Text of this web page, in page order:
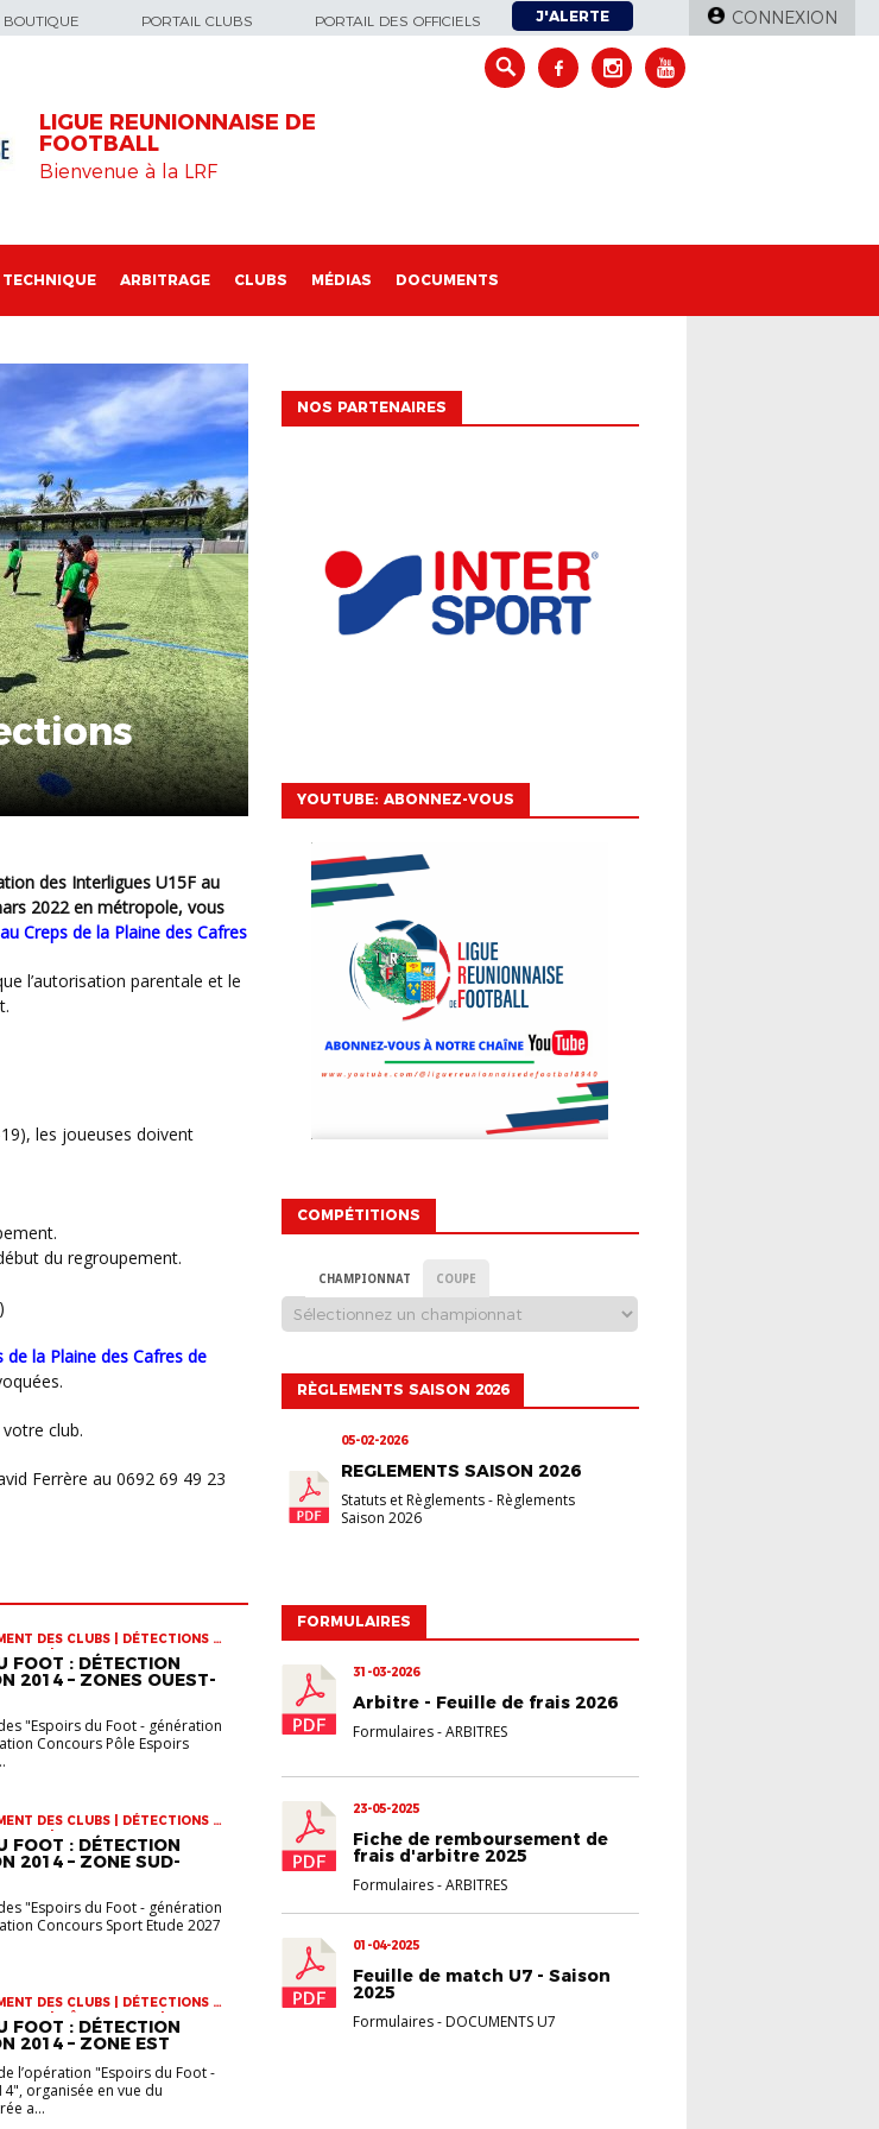
BOUTIQUE PORTAIL CLUBS PORTAIL DES OFFICIELS J'ALERTE CONNEXION
LIGUE REUNIONNAISE DE
FOOTBALL
Bienvenue à la LRF
TECHNIQUE ARBITRAGE CLUBS MÉDIAS DOCUMENTS
2022 en métropole, vous
au Creps de la Plaine des Cafres
du regroupement.
de la Plaine des Cafres de
club.
Ferrère au 0692 69 49 23
DES CLUBS | DÉTECTIONS |
| VIE DES CLUBS
FOOT : DÉTECTION
2014 – ZONES OUEST-
"Espoirs du Foot - génération
Concours Pôle Espoirs
DES CLUBS | DÉTECTIONS |
| VIE DES CLUBS
FOOT : DÉTECTION
2014 – ZONE SUD-
"Espoirs du Foot - génération
Concours Sport Etude 2027
DES CLUBS | DÉTECTIONS |
| PÔLE ESPOIRS | VIE DES
FOOT : DÉTECTION
2014 – ZONE EST
l’opération "Espoirs du Foot -
organisée en vue du
a...
NOS PARTENAIRES
YOUTUBE: ABONNEZ-VOUS
COMPÉTITIONS
CHAMPIONNAT COUPE
RÈGLEMENTS SAISON 2026
05-02-2026
REGLEMENTS SAISON 2026
Statuts et Règlements- Règlements
Saison 2026
FORMULAIRES
31-03-2026
Arbitre - Feuille de frais 2026
Formulaires-ARBITRES
23-05-2025
Fiche de remboursement de
frais d'arbitre 2025
Formulaires-ARBITRES
01-04-2025
Feuille de match U7 - Saison
2025
Formulaires- DOCUMENTS U7